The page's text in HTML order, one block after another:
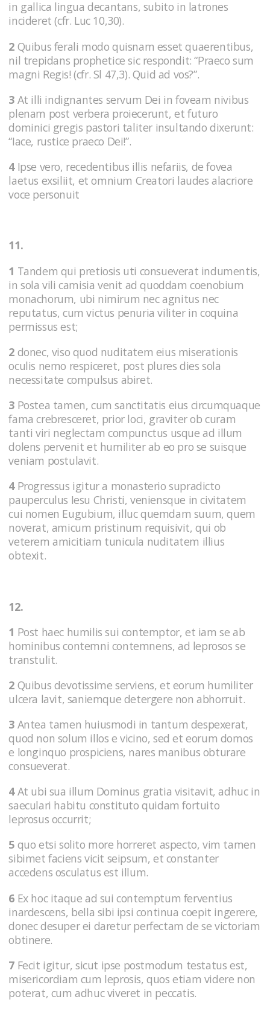
in gallica lingua decantans, subito in latrones
incideret (cfr. Luc 10,30).
2 Quibus ferali modo quisnam esset quaerentibus,
nil trepidans prophetice sic respondit: “Praeco sum
magni Regis! (cfr. Sl 47,3). Quid ad vos?”.
3 At illi indignantes servum Dei in foveam nivibus
plenam post verbera proiecerunt, et futuro
dominici gregis pastori taliter insultando dixerunt:
“Iace, rustice praeco Dei!”.
4Ipse vero, recedentibus illis nefariis, de fovea
laetus exsiliit, et omnium Creatori laudes alacriore
voce personuit
11.
1 Tandem qui pretiosis uti consueverat indumentis,
in sola vili camisia venit ad quoddam coenobium
monachorum, ubi nimirum nec agnitus nec
reputatus, cum victus penuria viliter in coquina
permissus est;
2 donec, viso quod nuditatem eius miserationis
oculis nemo respiceret, post plures dies sola
necessitate compulsus abiret.
3 Postea tamen, cum sanctitatis eius circumquaque
fama crebresceret, prior loci, graviter ob curam
tanti viri neglectam compunctus usque ad illum
dolens pervenit et humiliter ab eo pro se suisque
veniam postulavit.
4Progressus igitur a monasterio supradicto
pauperculus Iesu Christi, veniensque in civitatem
cui nomen Eugubium, illuc quemdam suum, quem
noverat, amicum pristinum requisivit, qui ob
veterem amicitiam tunicula nuditatem illius
obtexit.
12.
1 Post haec humilis sui contemptor, et iam se ab
hominibus contemni contemnens, ad leprosos se
transtulit.
2 Quibus devotissime serviens, et eorum humiliter
ulcera lavit, saniemque detergere non abhorruit.
3 Antea tamen huiusmodi in tantum despexerat,
quod non solum illos e vicino, sed et eorum domos
e longinquo prospiciens, nares manibus obturare
consueverat.
4At ubi sua illum Dominus gratia visitavit, adhuc in
saeculari habitu constituto quidam fortuito
leprosus occurrit;
5 quo etsi solito more horreret aspecto, vim tamen
sibimet faciens vicit seipsum, et constanter
accedens osculatus est illum.
6 Ex hoc itaque ad sui contemptum ferventius
inardescens, bella sibi ipsi continua coepit ingerere,
donec desuper ei daretur perfectam de se victoriam
obtinere.
7 Fecit igitur, sicut ipse postmodum testatus est,
misericordiam cum leprosis, quos etiam videre non
poterat, cum adhuc viveret in peccatis.